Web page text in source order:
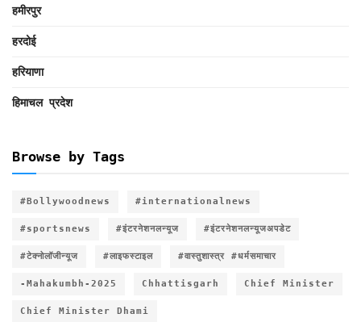
हमीरपुर
हरदोई
हरियाणा
हिमाचल प्रदेश
Browse by Tags
#Bollywoodnews #internationalnews
#sportsnews #इंटरनेशनलन्यूज #इंटरनेशनलन्यूजअपडेट
#टेक्नोलॉजीन्यूज #लाइफस्टाइल #वास्तुशास्त्र #धर्मसमाचार
-Mahakumbh-2025 Chhattisgarh Chief Minister
Chief Minister Dhami